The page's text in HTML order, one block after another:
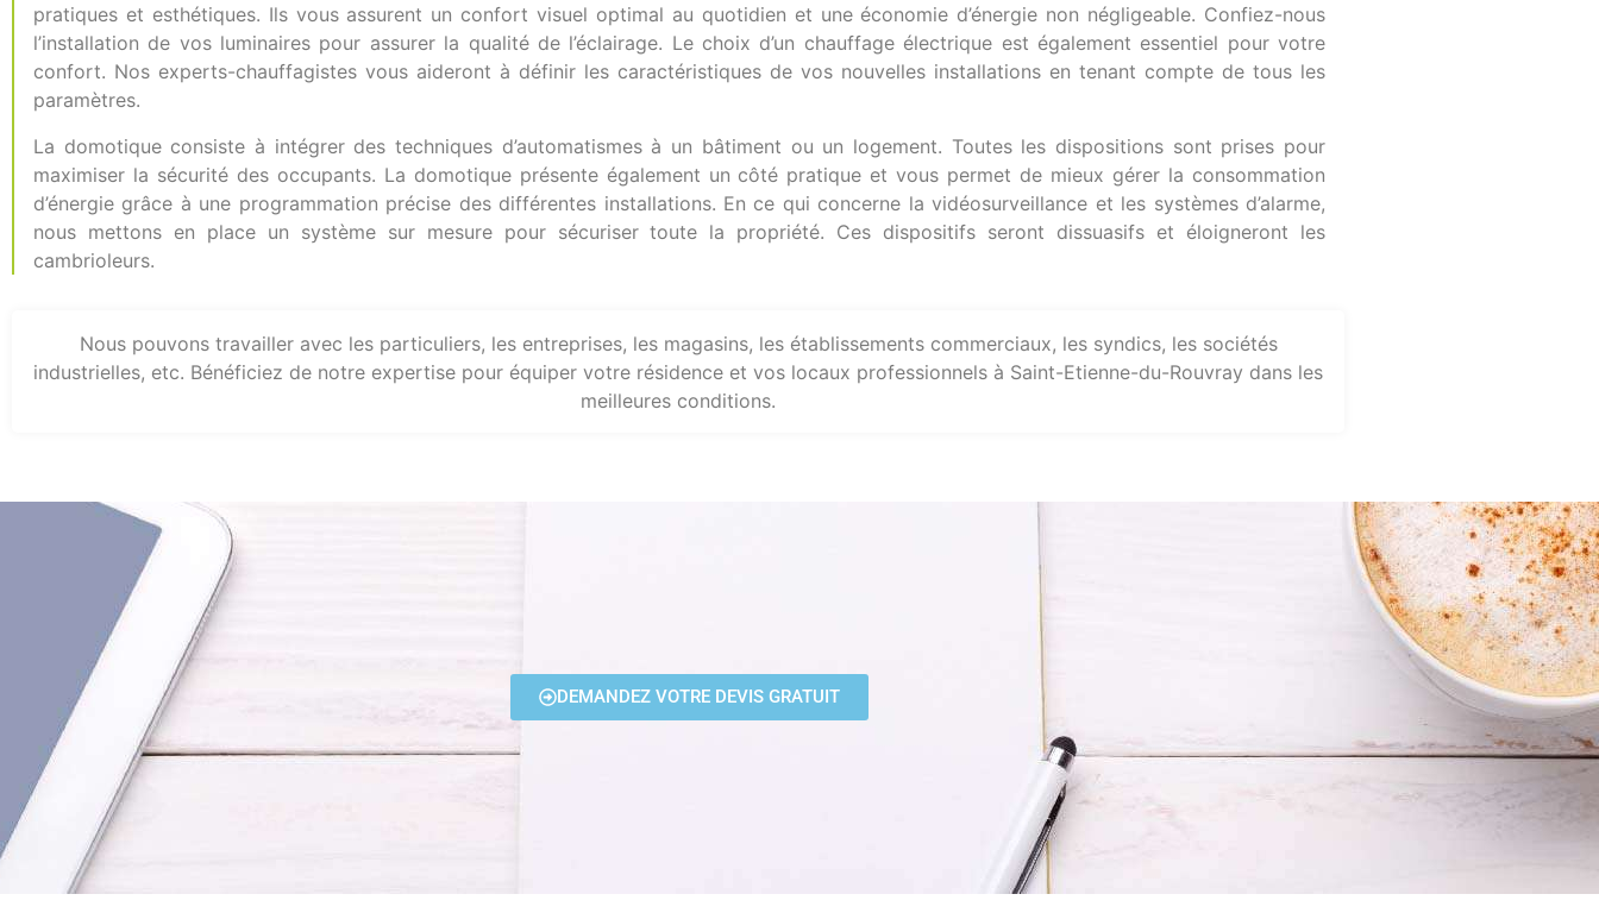
pratiques et esthétiques. Ils vous assurent un confort visuel optimal au quotidien et une économie d’énergie non négligeable. Confiez-nous
l’installation de vos luminaires pour assurer la qualité de l’éclairage. Le choix d’un chauffage électrique est également essentiel pour votre
confort. Nos experts-chauffagistes vous aideront à définir les caractéristiques de vos nouvelles installations en tenant compte de tous les
paramètres.
La domotique consiste à intégrer des techniques d’automatismes à un bâtiment ou un logement. Toutes les dispositions sont prises pour
maximiser la sécurité des occupants. La domotique présente également un côté pratique et vous permet de mieux gérer la consommation
d’énergie grâce à une programmation précise des différentes installations. En ce qui concerne la vidéosurveillance et les systèmes d’alarme,
nous mettons en place un système sur mesure pour sécuriser toute la propriété. Ces dispositifs seront dissuasifs et éloigneront les
cambrioleurs.
Nous pouvons travailler avec les particuliers, les entreprises, les magasins, les établissements commerciaux, les syndics, les sociétés
industrielles, etc. Bénéficiez de notre expertise pour équiper votre résidence et vos locaux professionnels à Saint-Etienne-du-Rouvray dans les
meilleures conditions.
DEMANDEZ VOTRE DEVIS GRATUIT